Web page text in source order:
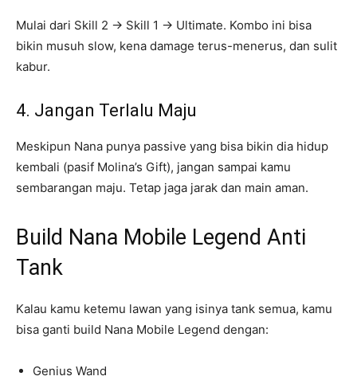
Mulai dari Skill 2 → Skill 1 → Ultimate. Kombo ini bisa
bikin musuh slow, kena damage terus-menerus, dan sulit
kabur.
4. Jangan Terlalu Maju
Meskipun Nana punya passive yang bisa bikin dia hidup
kembali (pasif Molina’s Gift), jangan sampai kamu
sembarangan maju. Tetap jaga jarak dan main aman.
Build Nana Mobile Legend Anti
Tank
Kalau kamu ketemu lawan yang isinya tank semua, kamu
bisa ganti build Nana Mobile Legend dengan:
Genius Wand